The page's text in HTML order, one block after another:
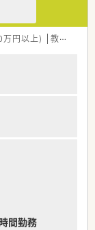
す。
です。
であれば、アプ
とにもチャレンジ
ションの活性化
剤師は監査・服
円以上) 教育制度あり
間勤務